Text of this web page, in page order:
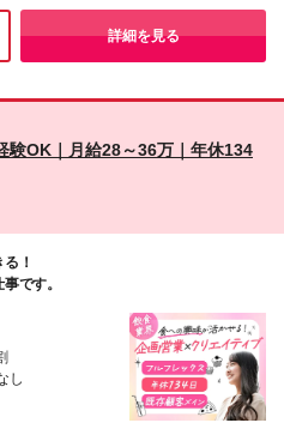
1ヶ月目：月給23万4000円（みな
分/15,630円を含みます。超過分は別
30時間分/46,890円を含みます。超過
途手当】 ■出張手当
15日の出張で3万7,500円、20日で5
社内キャンペーン(不定期/営業報奨金
)
の手で理想の働き方を勝ち取りたいという方
ほど刺激的な環境です。旅をするように働
事に取り組みたい方におススメです◎
詳細を見る
験OK｜月給28～36万｜年休134
！
です。
し